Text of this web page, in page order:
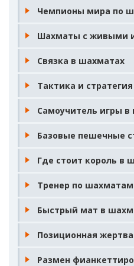
Чемпионы мира по
Шахматы с живыми
Связка в шахматах
Тактика и
Самоучитель игры
Базовые пешечные
Где стоит король в
Тренер по
Быстрый мат в
Позиционная
Размен